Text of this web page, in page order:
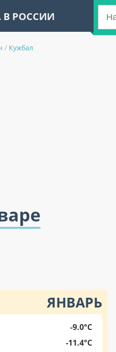
РОССИИ
/ Кужбал
ЯНВАРЬ
-9.0°C
-11.4°C